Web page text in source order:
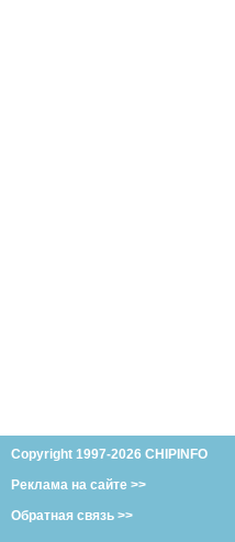
Copyright 1997-2026 CHIPINFO
Реклама на сайте >>
Обратная связь >>